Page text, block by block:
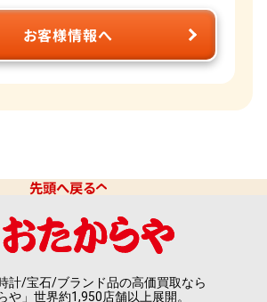
お客様情報へ
先頭へ戻る
計/宝石/ブランド品の高価買取なら
や」世界約1,950店舗以上展開。